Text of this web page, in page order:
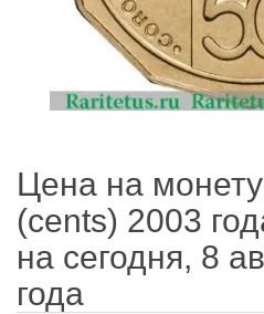
Цена на
(cents) 2003
на сегодня, 8
года